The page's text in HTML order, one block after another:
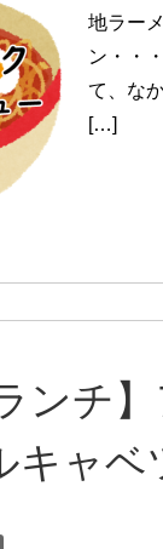
地ラー
ン・・
て、な
[…]
ンチ
キャベ